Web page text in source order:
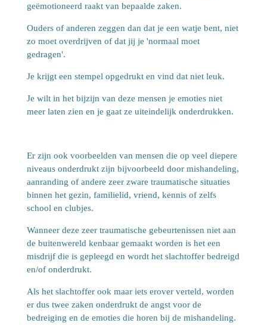
geëmotioneerd raakt van bepaalde zaken.
Ouders of anderen zeggen dan dat je een watje bent, niet
zo moet overdrijven of dat jij je 'normaal moet
gedragen'.
Je krijgt een stempel opgedrukt en vind dat niet leuk.
Je wilt in het bijzijn van deze mensen je emoties niet
meer laten zien en je gaat ze uiteindelijk onderdrukken.
Er zijn ook voorbeelden van mensen die op veel diepere
niveaus onderdrukt zijn bijvoorbeeld door mishandeling,
aanranding of andere zeer zware traumatische situaties
binnen het gezin, familielid, vriend, kennis of zelfs
school en clubjes.
Wanneer deze zeer traumatische gebeurtenissen niet aan
de buitenwereld kenbaar gemaakt worden is het een
misdrijf die is gepleegd en wordt het slachtoffer bedreigd
en/of onderdrukt.
Als het slachtoffer ook maar iets erover verteld, worden
er dus twee zaken onderdrukt de angst voor de
bedreiging en de emoties die horen bij de mishandeling.